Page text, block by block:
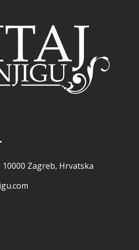
10000 Zagreb, Hrvatska